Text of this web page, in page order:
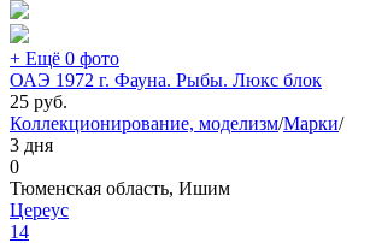
+ Ещё 0 фото
ОАЭ 1972 г. Фауна. Рыбы. Люкс блок
25 руб.
Коллекционирование, моделизм/Марки/
3 дня
0
Тюменская область, Ишим
Цереус
14